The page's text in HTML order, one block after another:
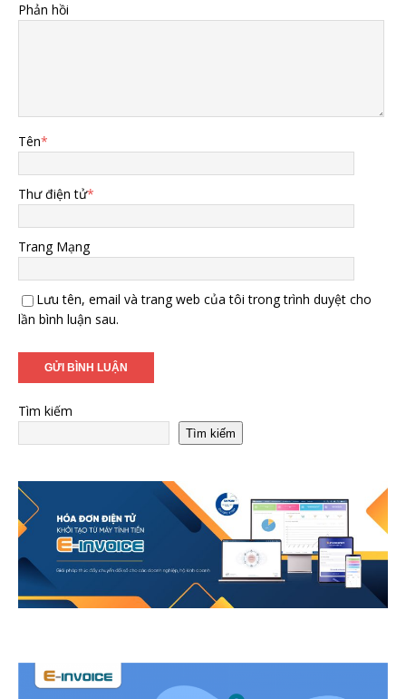
Phản hồi
Tên*
Thư điện tử*
Trang Mạng
Lưu tên, email và trang web của tôi trong trình duyệt cho
lần bình luận sau.
Tìm kiếm
Tìm kiếm